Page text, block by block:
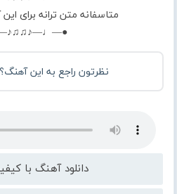
متاسفانه متن ترانه برای
نظرتون راجع به این آهنگ؟
دانلود آهنگ با کیفیت